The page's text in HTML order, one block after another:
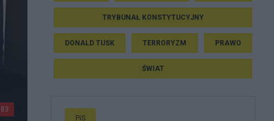
83
TRYBUNAŁ KONSTYTUCYJNY
DONALD TUSK TERRORYZM PRAWO
ŚWIAT
PiS